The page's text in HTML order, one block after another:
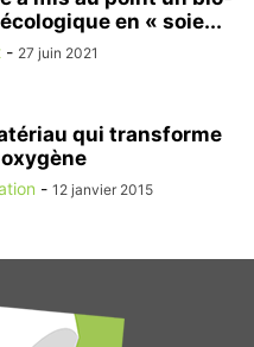
en « soie...
- 27 juin 2021
qui transforme
- 12 janvier 2015